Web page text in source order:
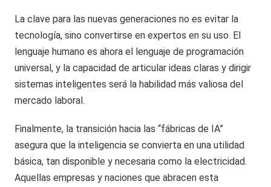
La clave para las nuevas generaciones no es evitar la
tecnología, sino convertirse en expertos en su uso. El
lenguaje humano es ahora el lenguaje de programación
universal, y la capacidad de articular ideas claras y dirigir
sistemas inteligentes será la habilidad más valiosa del
mercado laboral.
Finalmente, la transición hacia las “fábricas de IA”
asegura que la inteligencia se convierta en una utilidad
básica, tan disponible y necesaria como la electricidad.
Aquellas empresas y naciones que abracen esta